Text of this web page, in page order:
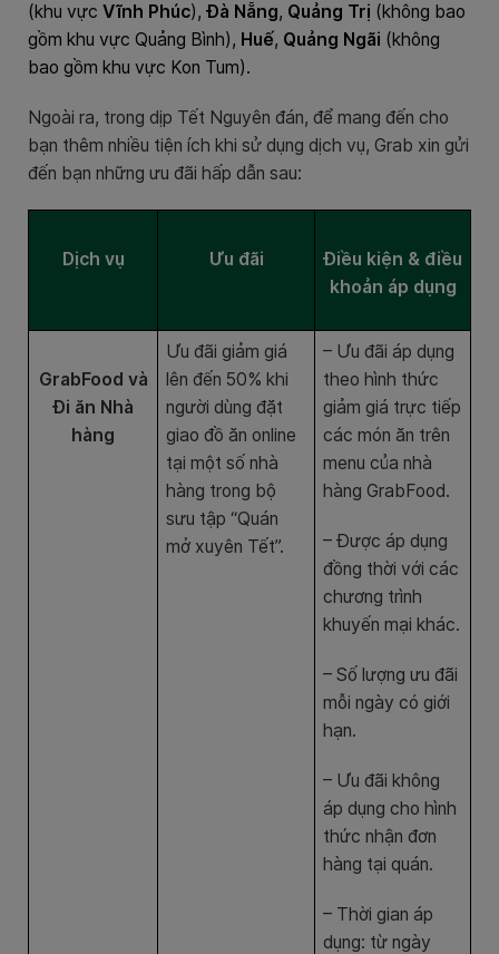
(khu vực Vĩnh Phúc), Đà Nẵng, Quảng Trị (không bao
gồm khu vực Quảng Bình), Huế, Quảng Ngãi (không
bao gồm khu vực Kon Tum).
Ngoài ra, trong dịp Tết Nguyên đán, để mang đến cho
bạn thêm nhiều tiện ích khi sử dụng dịch vụ, Grab xin gửi
đến bạn những ưu đãi hấp dẫn sau:
Dịch vụ Ưu đãi
Điều kiện & điều
khoản áp dụng
GrabFood và
Đi ăn Nhà
hàng
Ưu đãi giảm giá
lên đến 50% khi
người dùng đặt
giao đồ ăn online
tại một số nhà
hàng trong bộ
sưu tập “Quán
mở xuyên Tết”.
– Ưu đãi áp dụng
theo hình thức
giảm giá trực tiếp
các món ăn trên
menu của nhà
hàng GrabFood.
– Được áp dụng
đồng thời với các
chương trình
khuyến mại khác.
– Số lượng ưu đãi
mỗi ngày có giới
hạn.
– Ưu đãi không
áp dụng cho hình
thức nhận đơn
hàng tại quán.
– Thời gian áp
dụng: từ ngày